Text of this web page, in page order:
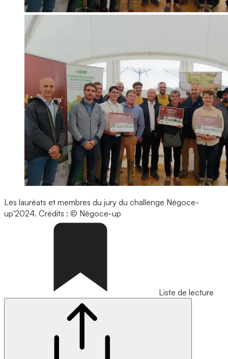
Les lauréats et membres du jury du challenge Négoce-
up'2024. Crédits : © Négoce-up
Liste de lecture